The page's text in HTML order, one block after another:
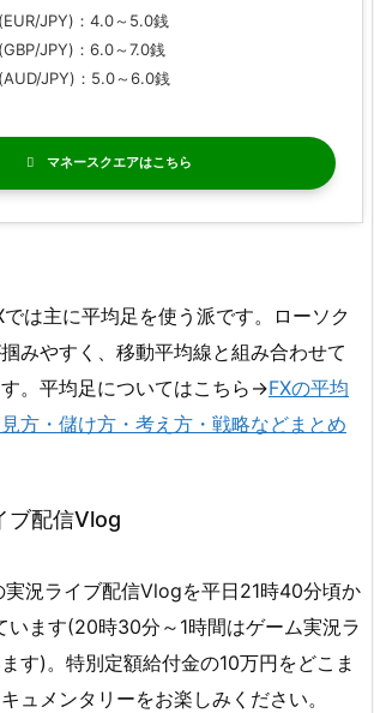
JPY)：4.0～5.0銭
JPY)：6.0～7.0銭
JPY)：5.0～6.0銭
マネースクエア
は主に平均足を使う派です。ローソク
みやすく、移動平均線と組み合わせて
す。平均足についてはこちら→FXの平均
方・儲け方・考え方・戦略などまとめ
ブ配信Vlog
実況ライブ配信Vlogを平日21時40分頃か
います(20時30分～1時間はゲーム実況ラ
す)。特別定額給付金の10万円をどこま
ュメンタリーをお楽しみください。